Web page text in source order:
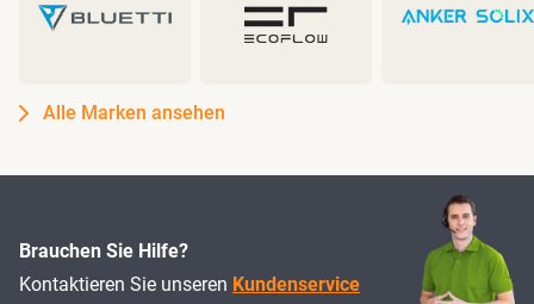
Alle Marken ansehen
Brauchen Sie Hilfe?
Kontaktieren Sie unseren Kundenservice